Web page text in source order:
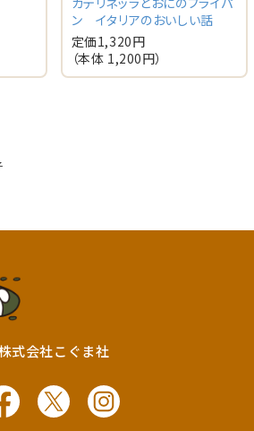
ン イタリアのおいしい話
定価1,320円
（本体 1,200円）
式会社こぐま社